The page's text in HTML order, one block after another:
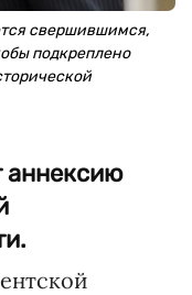
свершившимся,
подкреплено
аннексию